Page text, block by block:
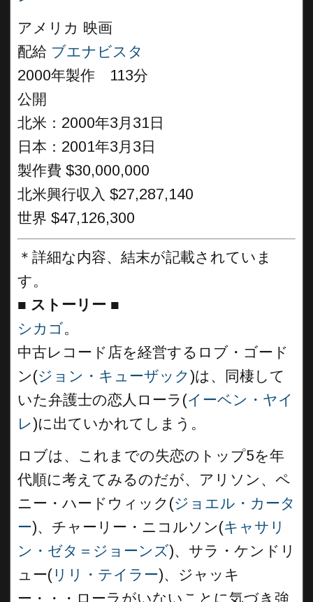
アメリカ 映画
配給 ブエナビスタ
2000年製作 113分
公開
北米：2000年3月31日
日本：2001年3月3日
製作費 $30,000,000
北米興行収入 $27,287,140
世界 $47,126,300
＊詳細な内容、結末が記載されていま
す。
■ ストーリー ■
シカゴ。
中古レコード店を経営するロブ・ゴード
ン(ジョン・キューザック)は、同棲して
いた弁護士の恋人ローラ(イーベン・ヤイ
レ)に出ていかれてしまう。
ロブは、これまでの失恋のトップ5を年
代順に考えてみるのだが、アリソン、ペ
ニー・ハードウィック(ジョエル・カータ
ー)、チャーリー・ニコルソン(キャサリ
ン・ゼタ＝ジョーンズ)、サラ・ケンドリ
ュー( リリ・テイラー)、ジャッキ
ー・・・ローラがいないことに気づき強